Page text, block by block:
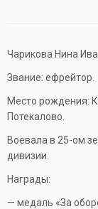
Чарикова Нина
Звание: ефрейтор.
Место рождения:
Потекалово.
Воевала в 25-ом
дивизии.
Награды:
— медаль «За